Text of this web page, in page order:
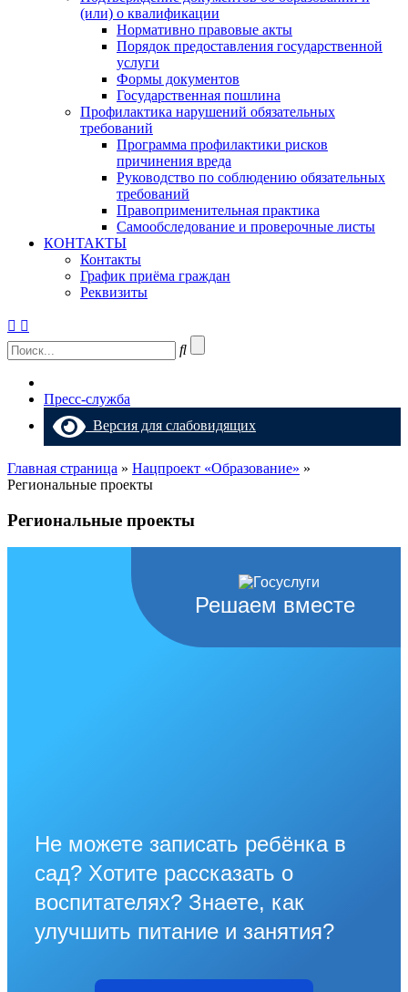
(или) о квалификации
Нормативно правовые акты
Порядок предоставления государственной
услуги
Формы документов
Государственная пошлина
Профилактика нарушений обязательных
требований
Программа профилактики рисков
причинения вреда
Руководство по соблюдению обязательных
требований
Правоприменительная практика
Самообследование и проверочные листы
КОНТАКТЫ
Контакты
График приёма граждан
Реквизиты
Пресс-служба
Версия для слабовидящих
Главная страница » Нацпроект «Образование» »
Региональные проекты
Региональные проекты
Решаем вместе
Не можете записать ребёнка в
сад? Хотите рассказать о
воспитателях? Знаете, как
улучшить питание и занятия?